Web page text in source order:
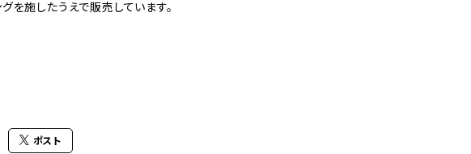
施したうえで販売しています。
ポスト